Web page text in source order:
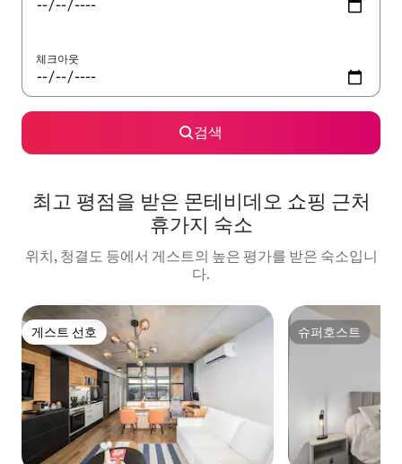
체크아웃
검색
최고 평점을 받은 몬테비데오 쇼핑 근처
휴가지 숙소
위치, 청결도 등에서 게스트의 높은 평가를 받은 숙소입니
다.
게스트 선호
게스트 선호 슈퍼호스트
슈퍼호스트